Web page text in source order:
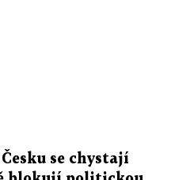
se chystají